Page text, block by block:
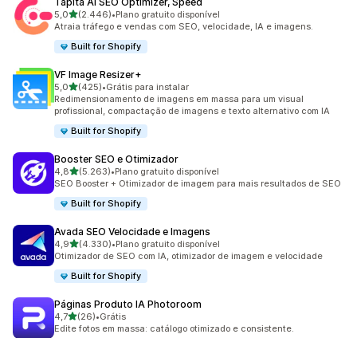
5,0de 5 estrelas
(2.446)
2446 avaliações ao todo
•Plano gratuito disponível
Atraia tráfego e vendas com SEO, velocidade, IA e imagens.
Built for Shopify
VF Image Resizer+
5,0de 5 estrelas
(425)
425 avaliações ao todo
•Grátis para instalar
Redimensionamento de imagens em massa para um visual
profissional, compactação de imagens e texto alternativo com IA
Built for Shopify
Booster SEO e Otimizador
4,8de 5 estrelas
(5.263)
5263 avaliações ao todo
•Plano gratuito disponível
SEO Booster + Otimizador de imagem para mais resultados de SEO
Built for Shopify
Avada SEO Velocidade e Imagens
4,9de 5 estrelas
(4.330)
4330 avaliações ao todo
•Plano gratuito disponível
Otimizador de SEO com IA, otimizador de imagem e velocidade
Built for Shopify
Páginas Produto IA Photoroom
4,7de 5 estrelas
(26)
26 avaliações ao todo
•Grátis
Edite fotos em massa: catálogo otimizado e consistente.